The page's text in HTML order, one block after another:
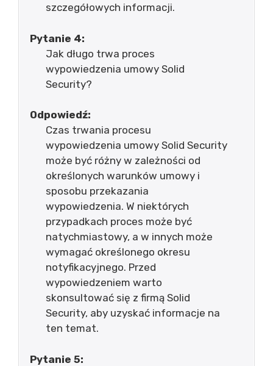
szczegółowych informacji.
Pytanie 4:
Jak długo trwa proces
wypowiedzenia umowy Solid
Security?
Odpowiedź:
Czas trwania procesu
wypowiedzenia umowy Solid Security
może być różny w zależności od
określonych warunków umowy i
sposobu przekazania
wypowiedzenia. W niektórych
przypadkach proces może być
natychmiastowy, a w innych może
wymagać określonego okresu
notyfikacyjnego. Przed
wypowiedzeniem warto
skonsultować się z firmą Solid
Security, aby uzyskać informacje na
ten temat.
Pytanie 5: